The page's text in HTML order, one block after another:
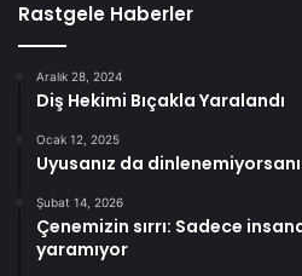
Rastgele Haberler
Aralık 28, 2024
Diş Hekimi Bıçakla Yaralandı
Ocak 12, 2025
Uyusanız da
Şubat 14, 2026
Çenemizin sırrı: Sadece
yaramıyor